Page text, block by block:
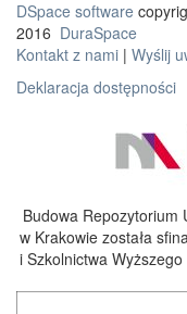
DSpace software
2016 DuraSpace
Kontakt z nami | Wyślij
Deklaracja dostępności
Budowa Repozytorium
w Krakowie została
i Szkolnictwa